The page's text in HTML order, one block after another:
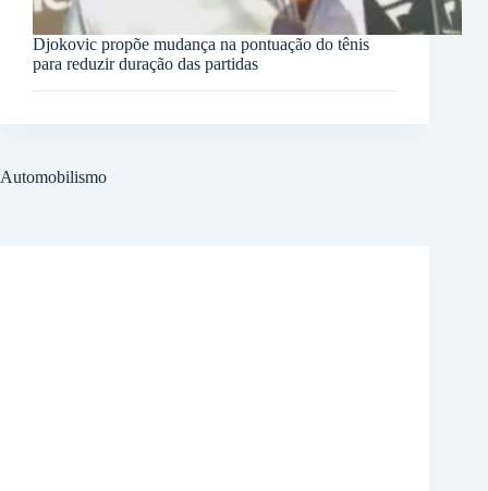
Djokovic propõe mudança na pontuação do tênis
para reduzir duração das partidas
Automobilismo